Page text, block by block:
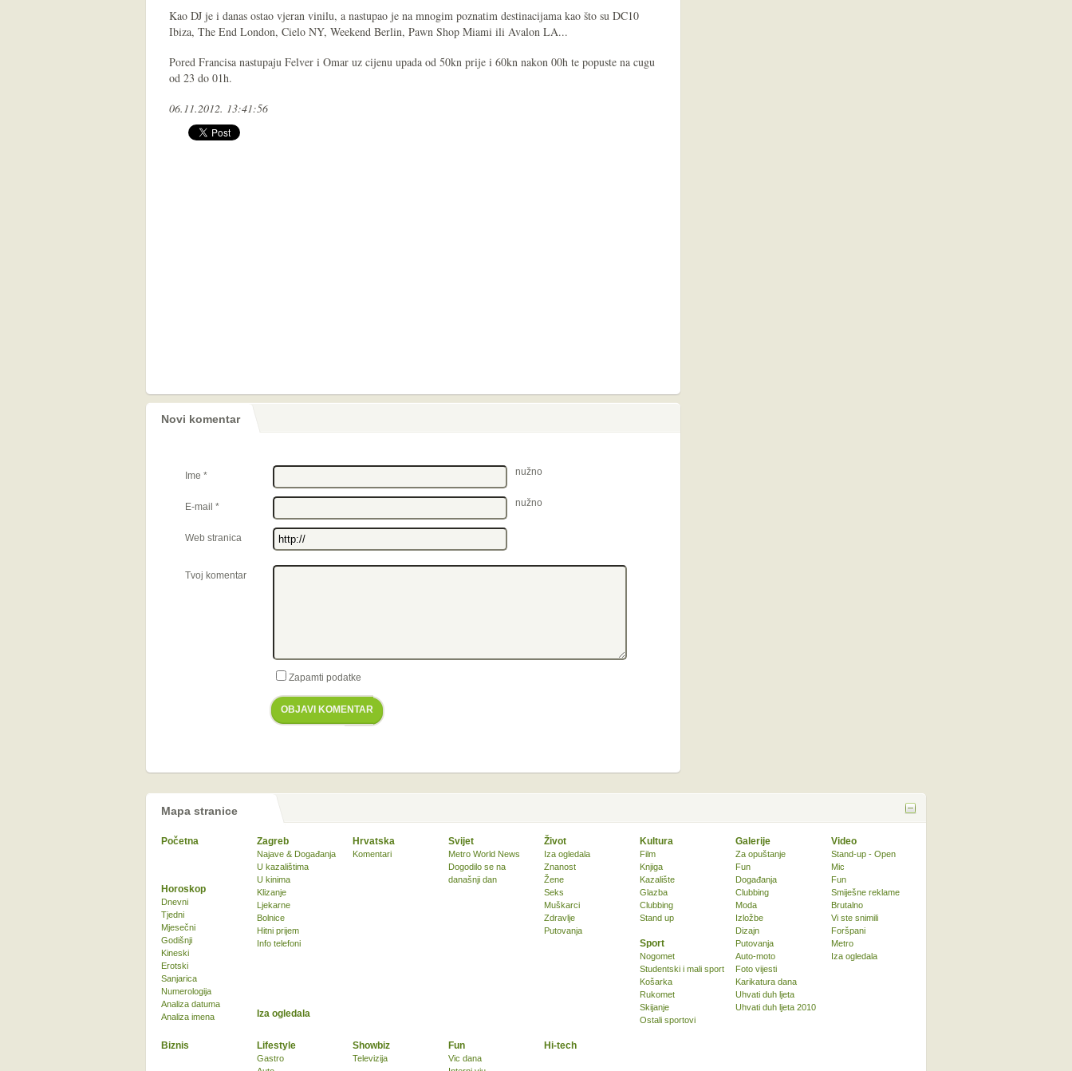
Kao DJ je i danas ostao vjeran vinilu, a nastupao je na mnogim poznatim destinacijama kao što su DC10
Ibiza, The End London, Cielo NY, Weekend Berlin, Pawn Shop Miami ili Avalon LA...
Pored Francisa nastupaju Felver i Omar uz cijenu upada od 50kn prije i 60kn nakon 00h te popuste na cugu
od 23 do 01h.
06.11.2012. 13:41:56
Novi komentar
Ime * nužno
E-mail * nužno
Web stranica
Tvoj komentar
Zapamti podatke
OBJAVI KOMENTAR
Mapa stranice
Početna Zagreb
Najave & Događanja
U kazalištima
U kinima
Klizanje
Ljekarne
Bolnice
Hitni prijem
Info telefoni
Hrvatska
Komentari
Svijet
Metro World News
Dogodilo se na
današnji dan
Život
Iza ogledala
Znanost
Žene
Seks
Muškarci
Zdravlje
Putovanja
Kultura
Film
Knjiga
Kazalište
Glazba
Clubbing
Stand up
Sport
Nogomet
Studentski i mali sport
Košarka
Rukomet
Skijanje
Ostali sportovi
Biznis Lifestyle
Gastro
Showbiz
Televizija
Fun
Vic dana
Horoskop
Dnevni
Tjedni
Mjesečni
Godišnji
Kineski
Erotski
Sanjarica
Numerologija
Analiza datuma
Analiza imena
Iza ogledala
Hi-tech
Galerije
Za opuštanje
Fun
Događanja
Clubbing
Moda
Izložbe
Dizajn
Putovanja
Auto-moto
Foto vijesti
Karikatura dana
Uhvati duh ljeta
Uhvati duh ljeta 2010
Video
Stand-up - Open
Mic
Fun
Smiješne reklame
Brutalno
Vi ste snimili
Foršpani
Metro
Iza ogledala